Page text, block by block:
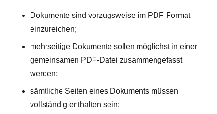
Dokumente sind vorzugsweise im PDF-Format
einzureichen;
mehrseitige Dokumente sollen möglichst in einer
gemeinsamen PDF-Datei zusammengefasst
werden;
sämtliche Seiten eines Dokuments müssen
vollständig enthalten sein;